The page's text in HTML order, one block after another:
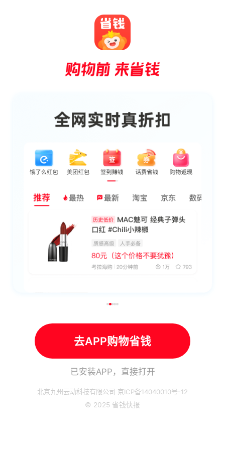
去APP购物省钱
已安装APP，直接打开
北京九州云动科技有限公司 京ICP备14040010号-12
© 2025 省钱快报